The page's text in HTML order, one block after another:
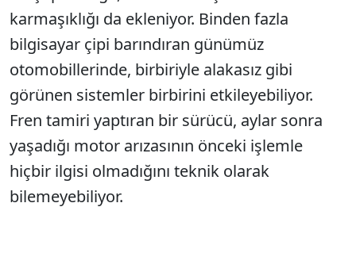
karmaşıklığı da ekleniyor. Binden fazla
bilgisayar çipi barındıran günümüz
otomobillerinde, birbiriyle alakasız gibi
görünen sistemler birbirini etkileyebiliyor.
Fren tamiri yaptıran bir sürücü, aylar sonra
yaşadığı motor arızasının önceki işlemle
hiçbir ilgisi olmadığını teknik olarak
bilemeyebiliyor.